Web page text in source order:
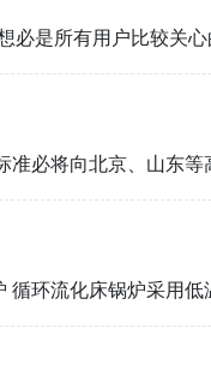
必是所有用户比较关
必将向北京、山东等
循环流化床锅炉采用